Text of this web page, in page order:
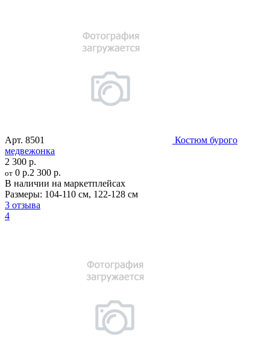
Арт. 8501
Костюм бурого
медвежонка
2 300 р.
от 0 р.2 300 р.
В наличии на маркетплейсах
Размеры: 104-110 см, 122-128 см
3 отзыва
4